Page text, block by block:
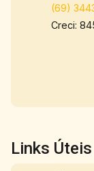
(69)
Creci:
Links Úteis